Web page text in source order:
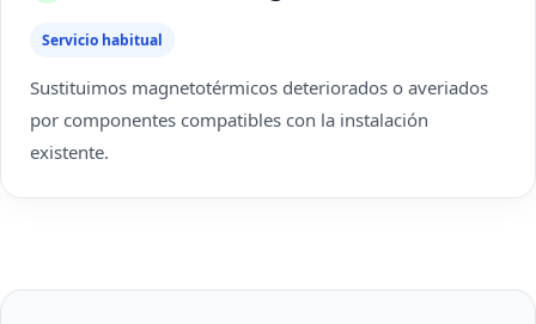
Servicio habitual
Sustituimos magnetotérmicos deteriorados o averiados
por componentes compatibles con la instalación
existente.